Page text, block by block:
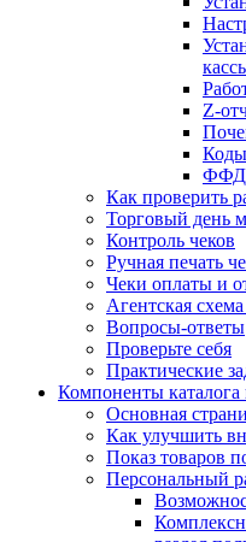
Z-
ФФД
Как проверить
Торговый день
Контроль чеков
Ручная печать
Чеки оплаты и
Агентская
Вопросы-ответы
Проверьте себя
Практические
Компоненты
Основная
Как улучшить
Показ товаров
Персональный